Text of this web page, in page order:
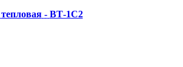
тепловая - ВТ-1С2